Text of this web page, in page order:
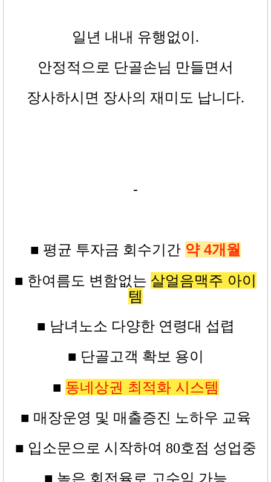
일년 내내 유행없이 .
안정적으로 단골손님 만들면서
장사하시면 장사의 재미도 납니다.
-
■ 평균 투자금 회수기간 약 4개월
■ 한여름도 변함없는 살얼음맥주 아이
템
■ 남녀노소 다양한 연령대 섭렵
■ 단골고객 확보 용이
■ 동네상권 최적화 시스템
■ 매장운영 및 매출증진 노하우 교육
■ 입소문으로 시작하여 80호점 성업중
■ 높은 회전율로 고수익 가능